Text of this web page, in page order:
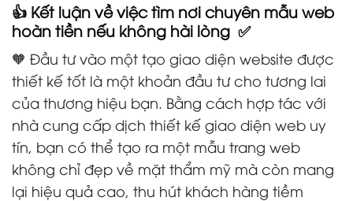
👍 Kết luận về việc tìm nơi chuyên mẫu web
hoàn tiền nếu không hài lòng ✅
🧡 Đầu tư vào một tạo giao diện website được
thiết kế tốt là một khoản đầu tư cho tương lai
của thương hiệu bạn. Bằng cách hợp tác với
nhà cung cấp dịch thiết kế giao diện web uy
tín, bạn có thể tạo ra một mẫu trang web
không chỉ đẹp về mặt thẩm mỹ mà còn mang
lại hiệu quả cao, thu hút khách hàng tiềm